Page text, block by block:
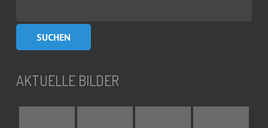
AKTUELLE BILDER